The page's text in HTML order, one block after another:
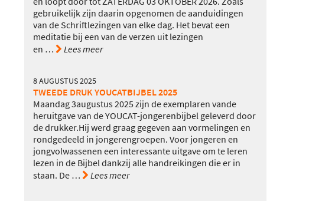
gebruikelijk zijn daarin opgenomen de aanduidingen
van de Schriftlezingen van elke dag. Het bevat een
meditatie bij een van de verzen uit lezingen
en … Lees meer
8 AUGUSTUS 2025
TWEEDE DRUK YOUCATBIJBEL 2025
Maandag 3augustus 2025 zijn de exemplaren vande
heruitgave van de YOUCAT-jongerenbijbel geleverd door
de drukker.Hij werd graag gegeven aan vormelingen en
rondgedeeld in jongerengroepen. Voor jongeren en
jongvolwassenen een interessante uitgave om te leren
lezen in de Bijbel dankzij alle handreikingen die er in
staan. De… Lees meer